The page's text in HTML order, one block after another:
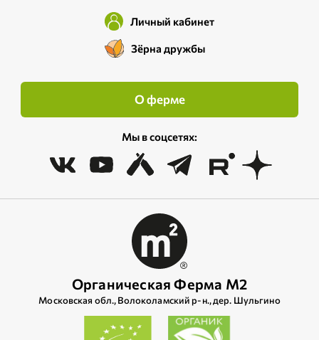
Личный кабинет
Зёрна дружбы
О ферме
Мы в соцсетях:
Органическая Ферма М2
Московская обл., Волоколамский р‑н., дер. Шульгино